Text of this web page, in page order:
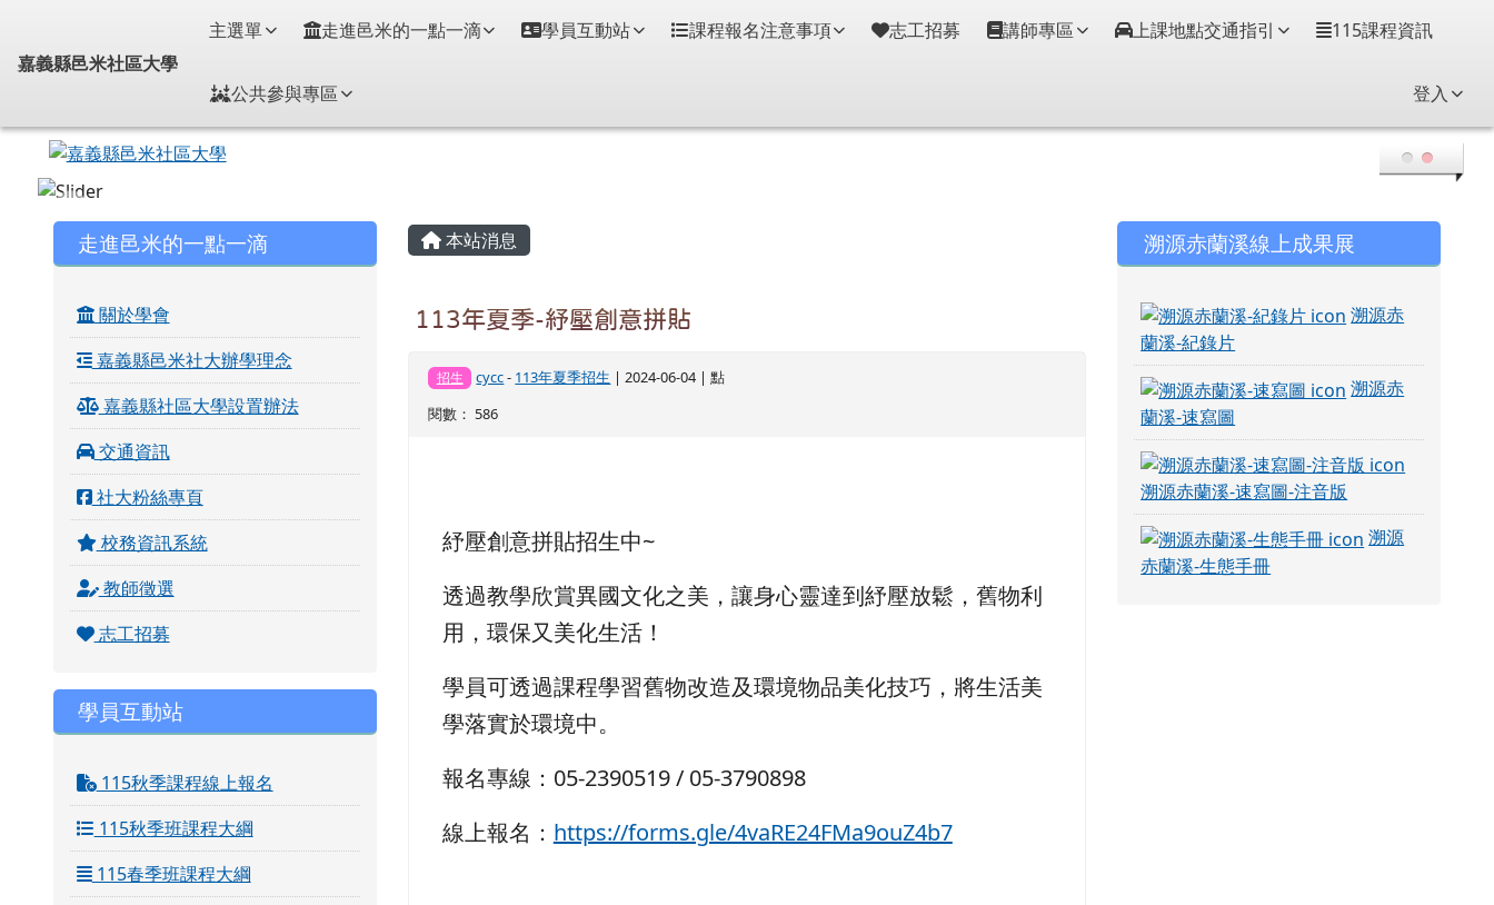
嘉義縣邑米社區大學
嘉義縣邑米社區大學
主選單 走進邑米的一點一滴 學員互動站 課程報名注意事項 志工招募 講師專區 上課地點交通指引 115課程資訊
公共參與專區 登入
左邊區域內容
走進邑米的一點一滴
關於學會
嘉義縣邑米社大辦學理念
嘉義縣社區大學設置辦法
交通資訊
社大粉絲專頁
校務資訊系統
教師徵選
志工招募
學員互動站
115秋季課程線上報名
115秋季班課程大綱
115春季班課程大綱
主內容區域
本站消息
113年夏季-紓壓創意拼貼
招生 cycc- 113年夏季招生 | 2024-06-04 | 點
閱數： 586
紓壓創意拼貼招生中~
透過教學欣賞異國文化之美，讓身心靈達到紓壓放鬆，舊物利
用，環保又美化生活！
學員可透過課程學習舊物改造及環境物品美化技巧，將生活美
學落實於環境中。
報名專線：05-2390519 / 05-3790898
線上報名： https://forms.gle/4vaRE24FMa9ouZ4b7
右邊區域內容
溯源赤蘭溪線上成果展
溯源赤
蘭溪-紀錄片
溯源赤
蘭溪-速寫圖
溯源赤蘭溪-速寫圖-注音版
溯源
赤蘭溪-生態手冊
頁尾區域